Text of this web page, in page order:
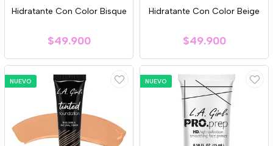
Hidratante Con Color Bisque
$49.900
Hidratante Con Color Beige
$49.900
NUEVO NUEVO